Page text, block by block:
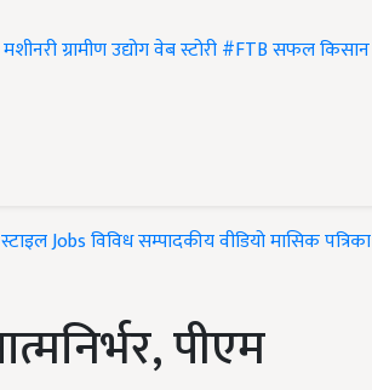
मशीनरीग्रामीण उद्योगवेब स्टोरी#FTBसफल किसान
Jobsविविधसम्पादकीयवीडियोमासिक पत्रिका
पीएम